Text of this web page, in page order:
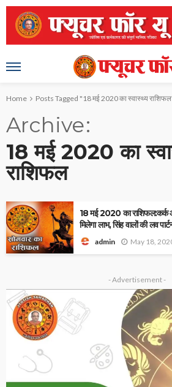
Home Posts Tagged "18 मई 2020 का स्वास्थ्य
Archive
18 मई 2020 का
राशिफल
18 मई 2020 का राशिफल:कर्क
मिलेगा लाभ, सिंह वालों की लव
admin May 18,
- Advertisement -